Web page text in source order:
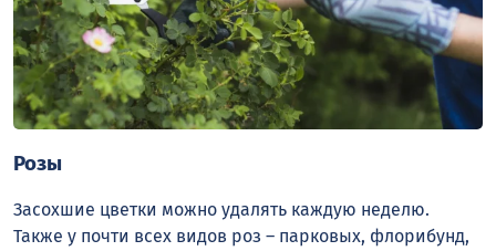
Розы
Засохшие цветки можно удалять каждую неделю.
Также у почти всех видов роз – парковых, флорибунд,